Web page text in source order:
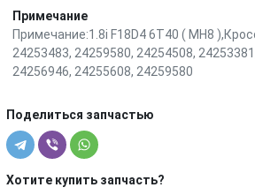
Примечание
Примечание:1.8i F18D4 6T40 ( MH8
24253483, 24259580, 24254508,
24256946, 24255608, 24259580
Поделиться запчастью
Хотите купить запчасть?